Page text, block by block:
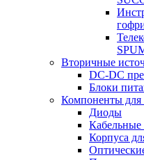
Вторичные
DC-DC
Блоки
Компоненты
Диоды
Кабельные
Корпуса